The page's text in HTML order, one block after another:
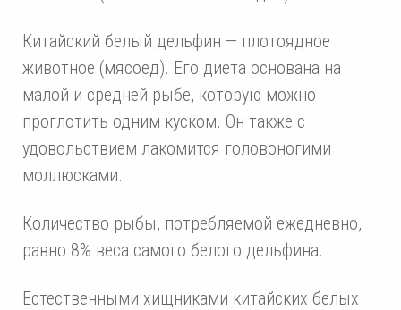
Китайский белый дельфин — плотоядное
животное (мясоед). Его диета основана на
малой и средней рыбе, которую можно
проглотить одним куском. Он также с
удовольствием лакомится головоногими
моллюсками.
Количество рыбы, потребляемой ежедневно,
равно 8% веса самого белого дельфина.
Естественными хищниками китайских белых